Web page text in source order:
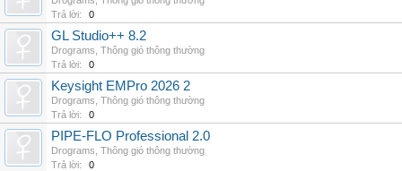
Trả lời:
0
GL Studio++ 8.2
Drograms Thông gió thông thường
Trả lời:
0
Keysight EMPro 2026 2
Drograms Thông gió thông thường
Trả lời:
0
PIPE-FLO Professional 2.0
Drograms Thông gió thông thường
Trả lời:
0